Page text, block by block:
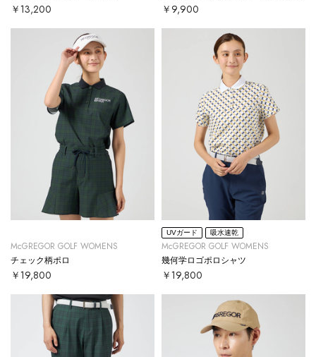
￥13,200 ￥9,900
McGREGOR GOLF WOMENS
チェック柄ポロ
￥19,800
UVガード 吸水速乾
McGREGOR GOLF WOMENS
幾何学ロゴポロシャツ
￥19,800